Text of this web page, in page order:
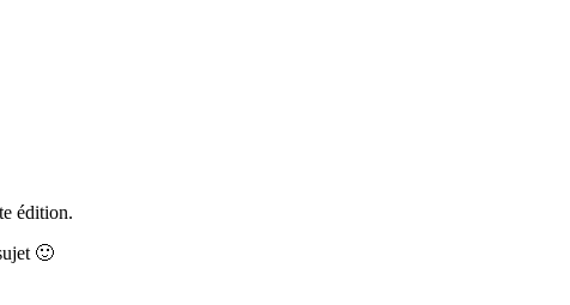
édition.
🙂